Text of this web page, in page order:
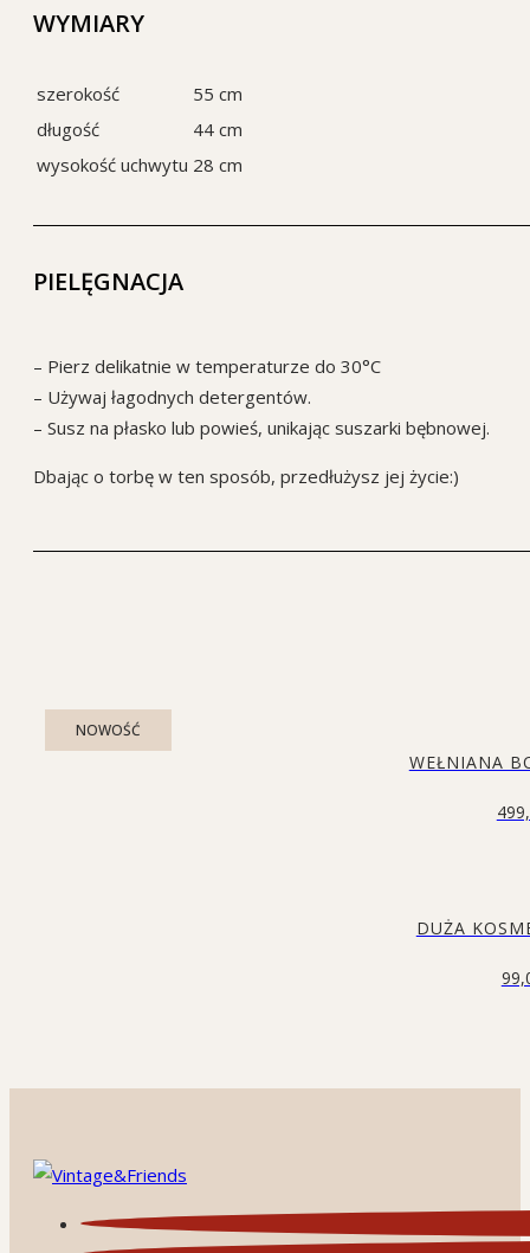
WYMIARY
szerokość
55 cm
długość
44 cm
wysokość uchwytu 28 cm
PIELĘGNACJA
– Pierz delikatnie w temperaturze do 30°C
– Używaj łagodnych detergentów.
– Susz na płasko lub powieś, unikając suszarki bębnowej.
Dbając o torbę w ten sposób, przedłużysz jej życie:)
NOWOŚĆ
WEŁNIANA
DUŻA